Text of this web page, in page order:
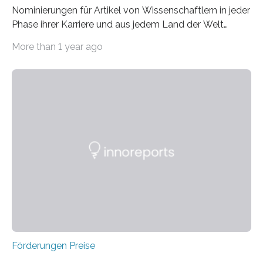
Nominierungen für Artikel von Wissenschaftlern in jeder
Phase ihrer Karriere und aus jedem Land der Welt
Leben gerufen, um die bemerkenswertesten
Foundation, des BIAL Award in Biomedicine ist in
More than 1 year ago
Förderungen Preise